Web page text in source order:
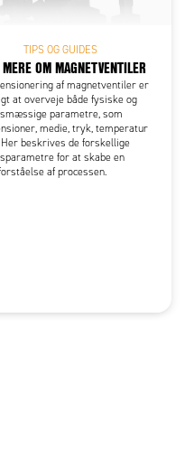
TIPS OG GUIDES
OM MAGNETVENTILER
af magnetventiler er
at overveje både fysiske og
parametre, som
medie, tryk, temperatur
beskrives de forskellige
for at skabe en
af processen.